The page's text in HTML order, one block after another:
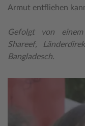
Armut entfliehen
Gefolgt von
Shareef,
Bangladesch.